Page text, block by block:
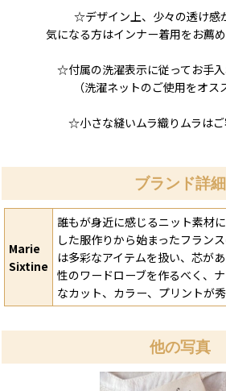
☆デザイン上、少々の透け感
気になる方はインナー着用を
☆付属の洗濯表示に従ってお手入
（洗濯ネットのご使用をオス
☆小さな縫いムラ織りムラはご
ブランド詳細
Marie
Sixtine
誰もが身近に感じるニット素材
した服作りから始まったフラン
は多彩なアイテムを扱い、芯が
性のワードローブを作るべく、
なカット、カラー、プリントが
他の写真